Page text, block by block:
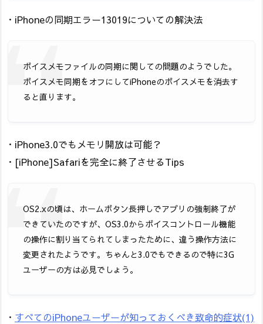
・iPhoneの同期エラー13019についての解決法
ボイスメモファイルの同期に関しての問題のようでした。
ボイスメモ同期をオフにしてiPhoneのボイスメモを消去す
ると直ります。
・iPhone3.0でもメモリ開放は可能？
・[iPhone]Safariを完全に終了させるTips
OS2.xの頃は、ホームボタン長押しでアプリの強制終了が
できていたのですが、OS3.0からボイスコントロール機能
の操作に割り当てられてしまったために、違う操作方法に
変更されたようです。ちゃんと3.0でもできるので特に3G
ユーザーの方は必見でしょう。
・ すべてのiPhoneユーザーが知っておくべき致命的症状(1)